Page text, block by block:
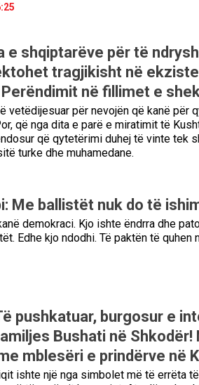
e shqiptarëve për të
tragjikisht në
në fillimet e
vetëdijesuar për nevojën që kanë për
që nga dita e parë e miratimit të
që qytetërimi duhej të vinte tek
turke dhe muhamedane.
Me ballistët nuk do të
demokraci. Kjo ishte ëndrra dhe
Edhe kjo ndodhi. Të paktën të quhen
pushkatuar, burgosur e
Bushati në
mblesëri e prindërve në
ishte një nga simbolet më të errëta